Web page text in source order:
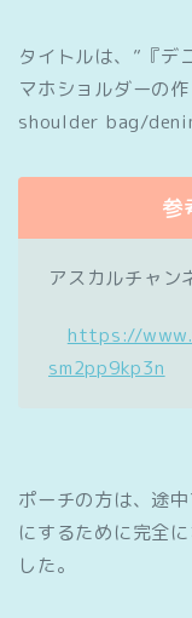
タイトルは、”『デ
マホショルダーの
shoulder bag/
参
アスカルチャン
https://
sm2pp9kp3n
ポーチの方は、途
にするために完全
した。